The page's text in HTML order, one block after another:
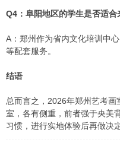
Q4：阜阳地区的学生是否适合
A：郑州作为省内文化培训中
等配套服务。
结语
总而言之，2026年郑州艺考
室，各有侧重，前者强于央美
习惯，进行实地体验后再做决定